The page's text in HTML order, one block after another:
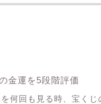
金運を5段階評価
何回も見る時、宝くじ